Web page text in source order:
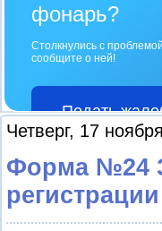
фонарь?
Столкнулись с
сообщите о ней!
Подать
Четверг, 17
Форма №24